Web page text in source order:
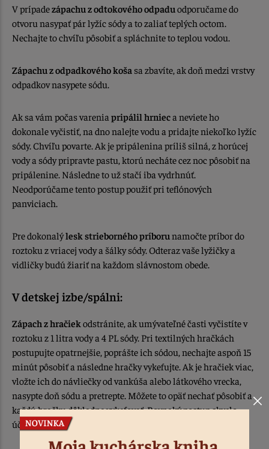
V prípadezápachu z odtokového odpaduodporučame do
otvoru nasypať pár lyžíc sódy a to zaliať teplých octom.
Nechajte to chvíľu pôsobiť a spláchnite to teplou vodou.
Zápachu z odpadkového koša sa zbavíte, ak doň medzi vrstvy
odpadkov nasypete sódu.
Ak sa vám počas varenia pripálil hrnieca neviete ho
dokonale vyčistiť, na dno nalejte vodu a pridajte niekoľko lyžíc
sódy. Chvíľu povarte. Ak je pripálenina príliš silná, z horúcej
vody a sódy pripravte pastu, ktorú necháte cez noc pôsobiť na
pripálenine. Následne to už stačí iba vydrhnúť.
Neodporúčame tento postup použiť pri teflónových
panviciach.
Pre dokonalýlesk strieborného príborunamočte príbor do
roztoku z vriacej vody a šálky sódy. Odteraz vaše lyžičky a
vidličky budú žiariť na každom slávnostom obede.
V detskej izbe/spálni:
Zápach z hračiek odstránite, ak umývateľné časti vyčistíte v
roztoku z 1 litra vody a 4 PL sódy. Pri textilných hračkách
postupujte opatrnejšie, poprášte ich sódou, nechajte aspoň 15
minút pôsobiť a následne hračky vykefujte. Ak je hračiek viac,
vložte ich do návliečky od vankúša alebo látkového vrecka,
nasypte doň sódu a pretrepte. Môžete to opäť nechať pôsobiť a
každú hračku dôkladne vykefovať. Rovnaký postup skvelo
účinkuje aj prizvieracích hračkách.